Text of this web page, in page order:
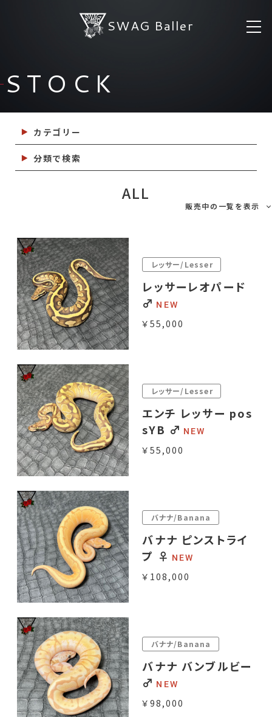
SWAG Baller
STOCK
カテゴリー
分類で検索
ALL
販売中の一覧を表示
レッサー/Lesser
レッサーレオパード
♂
￥55,000
レッサー/Lesser
エンチ レッサー pos
sYB ♂
￥55,000
バナナ/Banana
バナナ ピンストライ
プ ♀
￥108,000
バナナ/Banana
バナナ バンブルビー
♂
￥98,000